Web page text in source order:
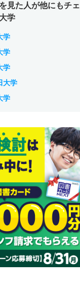
見た人が他にもチェ
学
学
学
学
大学
学